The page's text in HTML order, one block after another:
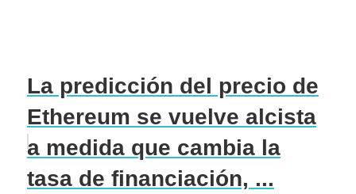
La predicción del precio de
Ethereum se vuelve alcista
a medida que cambia la
tasa de financiación, ...